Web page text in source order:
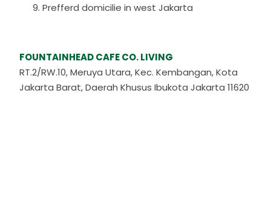
Prefferd domicilie in west Jakarta
FOUNTAINHEAD CAFE CO. LIVING
RT.2/RW.10, Meruya Utara, Kec. Kembangan, Kota
Jakarta Barat, Daerah Khusus Ibukota Jakarta 11620